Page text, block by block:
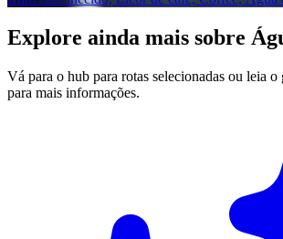
Explore ainda mais sobre
Vá para o hub para rotas selecionadas ou leia
para mais informações.